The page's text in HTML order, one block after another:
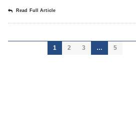
Read Full Article
1 2 3 … 5